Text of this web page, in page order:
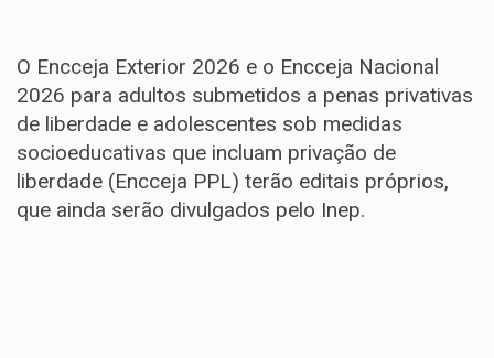
O Encceja Exterior 2026 e o Encceja Nacional
2026 para adultos submetidos a penas privativas
de liberdade e adolescentes sob medidas
socioeducativas que incluam privação de
liberdade (Encceja PPL) terão editais próprios,
que ainda serão divulgados pelo Inep.